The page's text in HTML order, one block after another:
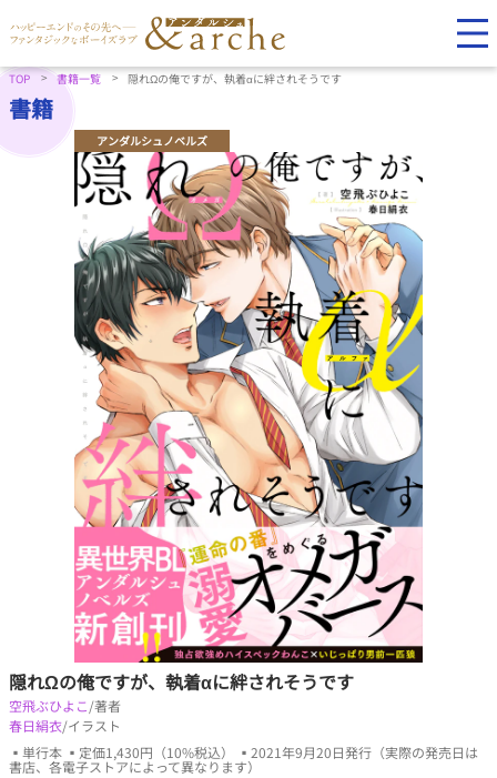
TOP 書籍一覧 隠れΩの俺ですが、執着αに絆されそうです
書籍
アンダルシュノベルズ
隠れΩの俺ですが、執着αに絆されそうです
空飛ぶひよこ/著者
春日絹衣/イラスト
▪単行本 ▪定価1,430円（10%税込） ▪2021年9月20日発行（実際の発売日は
書店、各電子ストアによって異なります）